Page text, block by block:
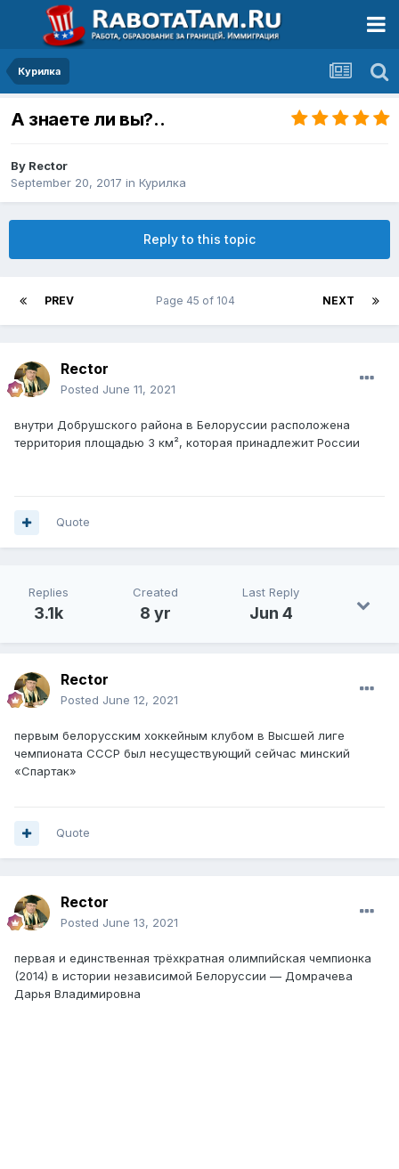
Курилка
А знаете ли вы?..
By Rector
September 20, 2017 in Курилка
Reply to this topic
PREV NEXT
Page 45 of 104
Rector
Posted June 11, 2021
внутри Добрушского района в Белоруссии расположена
территория площадью 3 км², которая принадлежит России
Quote
Replies
3.1k
Created
8 yr
Last Reply
Jun 4
Rector
Posted June 12, 2021
первым белорусским хоккейным клубом в Высшей лиге
чемпионата СССР был несуществующий сейчас минский
«Спартак»
Quote
Rector
Posted June 13, 2021
первая и единственная трёхкратная олимпийская чемпионка
(2014) в истории независимой Белоруссии — Домрачева
Дарья Владимировна